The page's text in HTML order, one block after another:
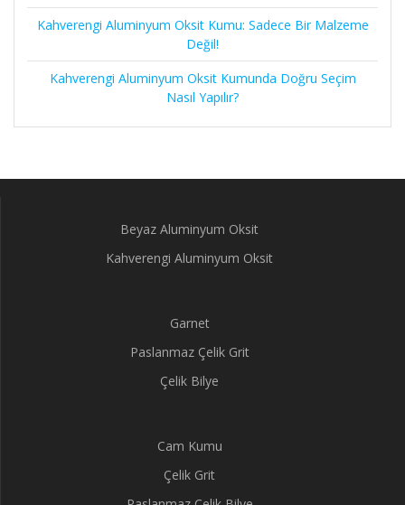
Kahverengi Aluminyum Oksit Kumu: Sadece Bir Malzeme
Değil!
Kahverengi Aluminyum Oksit Kumunda Doğru Seçim
Nasıl Yapılır?
Beyaz Aluminyum Oksit
Kahverengi Aluminyum Oksit
Garnet
Paslanmaz Çelik Grit
Çelik Bilye
Cam Kumu
Çelik Grit